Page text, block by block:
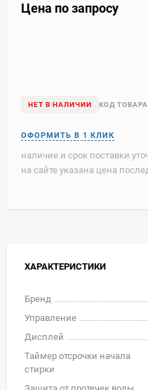
Цена по запросу
НЕТ В НАЛИЧИИ КОД
наличие и срок поставки
на сайте указана цена
ХАРАКТЕРИСТИКИ
Бренд
Управление
Дисплей
Таймер отсрочки начала
стирки